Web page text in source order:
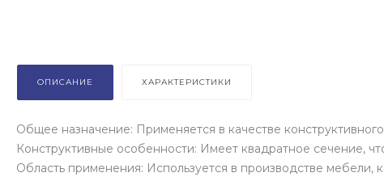
ОПИСАНИЕ ХАРАКТЕРИСТИКИ
Общее назначение: Применяется в качестве
Конструктивные особенности: Имеет квадратное сечение,
Область применения: Используется в производстве мебели,